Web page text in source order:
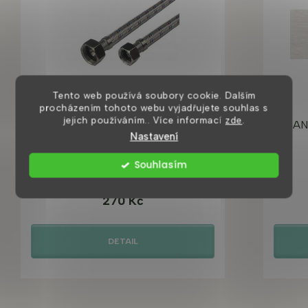
Tento web používá soubory cookie. Dalším
procházením tohoto webu vyjadřujete souhlas s
jejich používáním.. Více informací zde
Nastavení
Souhlasím
Připojovací hadice 100 cm 2ks
Skladem ihned k odeslání
270 Kč
DETAIL